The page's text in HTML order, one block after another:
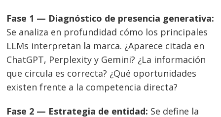
Fase 1 — Diagnóstico de presencia generativa:
Se analiza en profundidad cómo los principales
LLMs interpretan la marca. ¿Aparece citada en
ChatGPT, Perplexity y Gemini? ¿La información
que circula es correcta? ¿Qué oportunidades
existen frente a la competencia directa?
Fase 2 — Estrategia de entidad: Se define la